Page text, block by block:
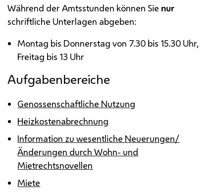
Während der Amtsstunden können Sie nur
schriftliche Unterlagen abgeben:
Montag bis Donnerstag von 7.30 bis 15.30 Uhr,
Freitag bis 13 Uhr
Aufgabenbereiche
Genossenschaftliche Nutzung
Heizkostenabrechnung
Information zu wesentliche Neuerungen/
Änderungen durch Wohn- und
Mietrechtsnovellen
Miete